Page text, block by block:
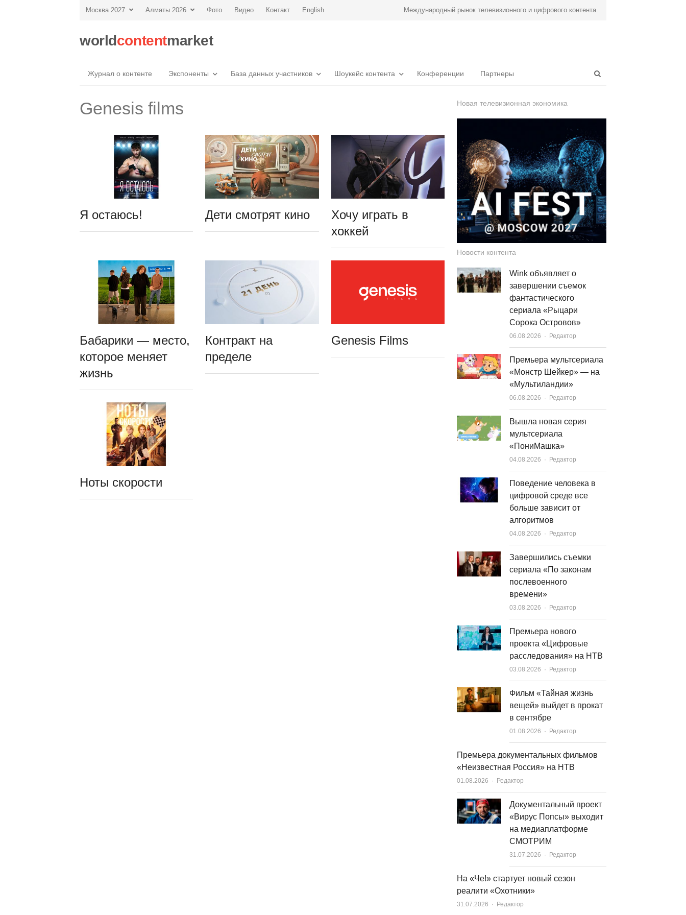
Москва 2027 Алматы 2026 Фото Видео Контакт English Международный рынок телевизионного и цифрового контента.
worldcontentmarket
Журнал о контенте Экспоненты База данных участников Шоукейс контента Конференции Партнеры
Genesis films
Я остаюсь! Дети смотрят кино
Хочу играть в
хоккей
Бабарики — место,
которое меняет
жизнь
Контракт на
пределе
Genesis Films
Ноты скорости
Новая телевизионная экономика
Новости контента
Wink объявляет о
завершении съемок
фантастического
сериала «Рыцари
Сорока Островов»
06.08.2026 Author
Редактор
Премьера мультсериала
«Монстр Шейкер» — на
«Мультиландии»
06.08.2026 Author
Редактор
Вышла новая серия
мультсериала
«ПониМашка»
04.08.2026 Author
Редактор
Поведение человека в
цифровой среде все
больше зависит от
алгоритмов
04.08.2026 Author
Редактор
Завершились съемки
сериала «По законам
послевоенного
времени»
03.08.2026 Author
Редактор
Премьера нового
проекта «Цифровые
расследования» на НТВ
03.08.2026 Author
Редактор
Фильм «Тайная жизнь
вещей» выйдет в прокат
в сентябре
01.08.2026 Author
Редактор
Премьера документальных фильмов
«Неизвестная Россия» на НТВ
01.08.2026 Author
Редактор
Документальный проект
«Вирус Попсы» выходит
на медиаплатформе
СМОТРИМ
31.07.2026 Author
Редактор
На «Че!» стартует новый сезон
реалити «Охотники»
31.07.2026 Author
Редактор